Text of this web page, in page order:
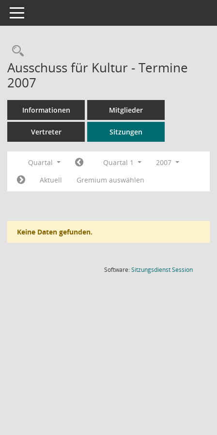
Toggle navigation
Rechercheauswahl
Ausschuss für Kultur - Termine
2007
Informationen Mitglieder
Vertreter Sitzungen
Quartal Quartal 1
2007
Aktuell
Gremium auswählen
Keine Daten gefunden.
Software:SitzungsdienstSession(Wird in